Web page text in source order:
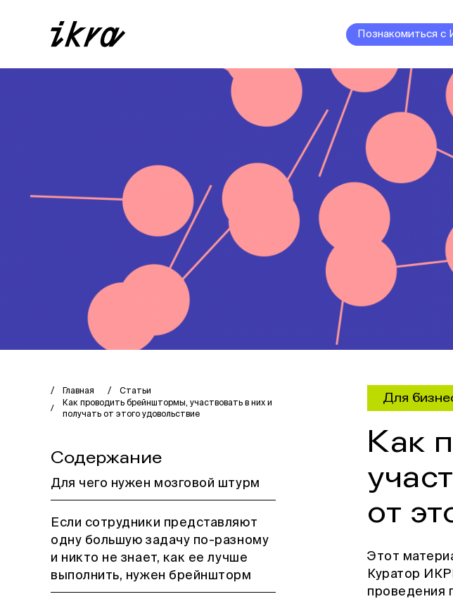
Познакомиться
Главная
Статьи
Как проводить брейнштормы, участвовать в них и
получать от этого удовольствие
Содержание
Для чего нужен мозговой штурм
Если сотрудники представляют
одну большую задачу по-разному
и никто не знает, как ее лучше
выполнить, нужен брейншторм
Для
Как
от
Этот
Куратор
проведения